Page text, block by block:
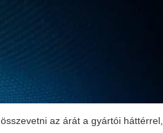
az árát a gyártói háttérrel,